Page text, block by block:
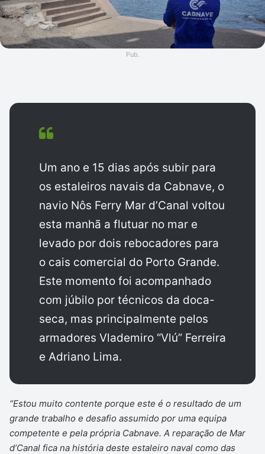
Pub.
Um ano e 15 dias após subir para
os estaleiros navais da Cabnave, o
navio Nôs Ferry Mar d’Canal voltou
esta manhã a flutuar no mar e
levado por dois rebocadores para
o cais comercial do Porto Grande.
Este momento foi acompanhado
com júbilo por técnicos da doca-
seca, mas principalmente pelos
armadores Vlademiro “Vlú” Ferreira
e Adriano Lima.
“Estou muito contente porque este é o resultado de um
grande trabalho e desafio assumido por uma equipa
competente e pela própria Cabnave. A reparação de Mar
d’Canal fica na história deste estaleiro naval como das